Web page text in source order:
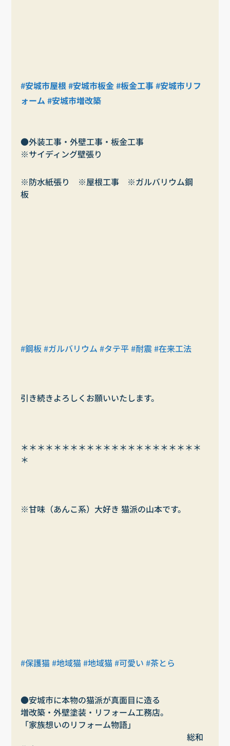
#安城市屋根#安城市板金#板金工事#安城市リフ
ォーム #安城市増改築
●外装工事・外壁工事・板金工事
※サイディング壁張り
※防水紙張り　※屋根工事　※ガルバリウム鋼
板
#鋼板#ガルバリウム #タテ平#耐震#在来工法
引き続きよろしくお願いいたします。
＊＊＊＊＊＊＊＊＊＊＊＊＊＊＊＊＊＊＊＊＊＊
＊
※甘味（あんこ系）大好き 猫派の山本です。
#保護猫#地域猫#地域猫#可愛い #茶とら
●安城市に本物の猫派が真面目に造る
増改築・外壁塗装・リフォーム工務店。
「家族想いのリフォーム物語」
     　　　　　　　　　　　　　　　　　　　総和